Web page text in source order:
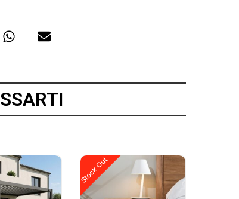
Stock Out